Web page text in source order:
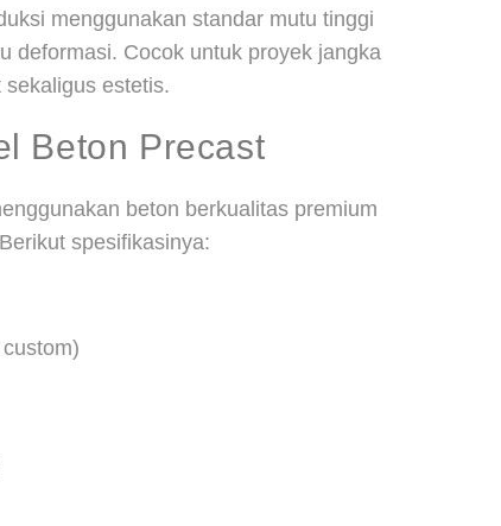
menggunakan standar mutu tinggi
deformasi. Cocok untuk proyek jangka
estetis.
Beton Precast
beton berkualitas premium
spesifikasinya: